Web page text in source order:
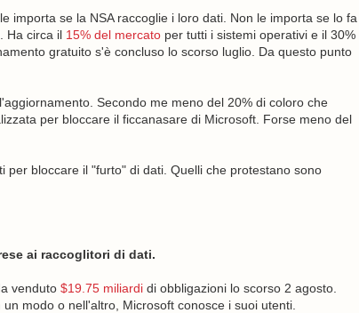
importa se la NSA raccoglie i loro dati. Non le importa se lo fa
Ha circa il 15% del mercatoper tutti i sistemi operativi e il 30%
gratuito s'è concluso lo scorso luglio. Da questo punto
Secondo me meno del 20% di coloro che
per bloccare il ficcanasare di Microsoft. Forse meno del
bloccare il "furto" di dati. Quelli che protestano sono
ai raccoglitori di dati.
venduto $19.75 miliardidi obbligazioni lo scorso 2 agosto.
modo o nell'altro, Microsoft conosce i suoi utenti.